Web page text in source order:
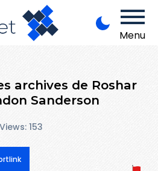
Menu
archives de Roshar
Sanderson
Views: 153